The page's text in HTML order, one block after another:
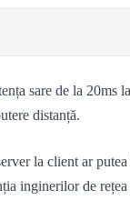
sare de la 20ms
distanță.
la client ar
inginerilor de